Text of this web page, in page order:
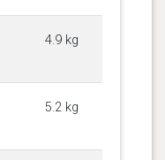
4.9 kg
5.2 kg